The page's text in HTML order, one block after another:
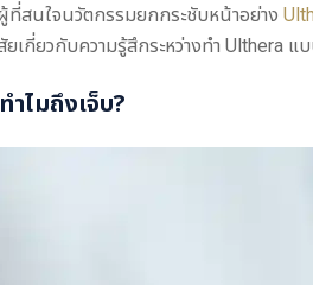
สนใจนวัตกรรมยกกระชับหน้าอย่าง
เกี่ยวกับความรู้สึกระหว่างทำ Ulthera
ไมถึงเจ็บ?